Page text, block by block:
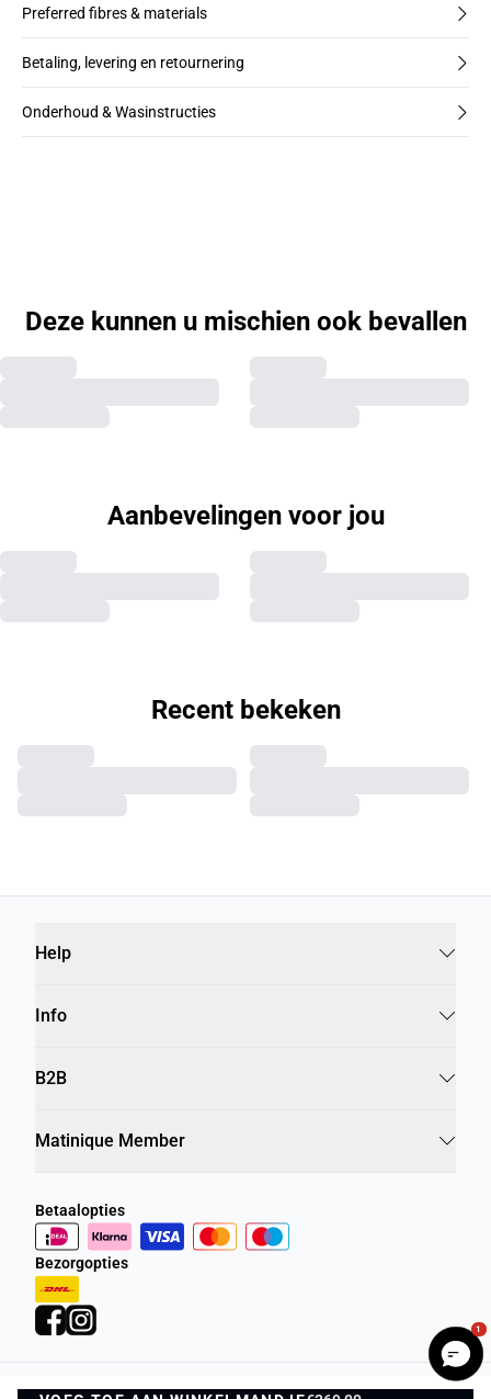
Preferred fibres & materials
Betaling, levering en retournering
Onderhoud & Wasinstructies
Deze kunnen u mischien ook bevallen
Aanbevelingen voor jou
Recent bekeken
Help
Info
B2B
Matinique Member
Betaalopties
Bezorgopties
1